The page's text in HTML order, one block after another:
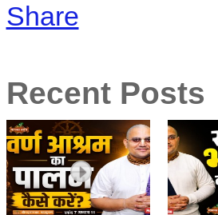
Share
Recent Posts